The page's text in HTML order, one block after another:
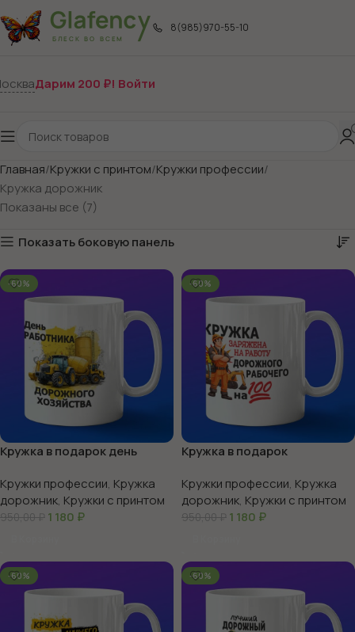
8(985)970-55-10
Дарим 200 ₽! Войти
Главная Кружки с принтом Кружки профессии
Кружка дорожник
Показаны все (7)
Показать боковую панель
-60%
Кружка в подарок день
хозяйства
Кружки профессии, Кружка
дорожник, Кружки с принтом
950,00₽ 1 180 ₽
-60%
Кружка в подарок
Кружки профессии, Кружка
дорожник, Кружки с принтом
950,00₽ 1 180 ₽
-60% -60%